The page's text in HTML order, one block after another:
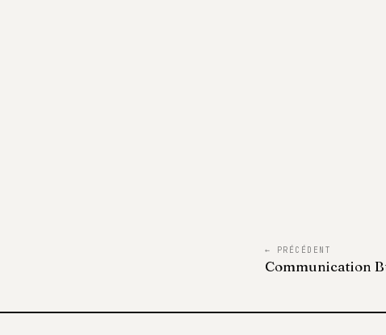
← PRÉCÉDENT
Communication